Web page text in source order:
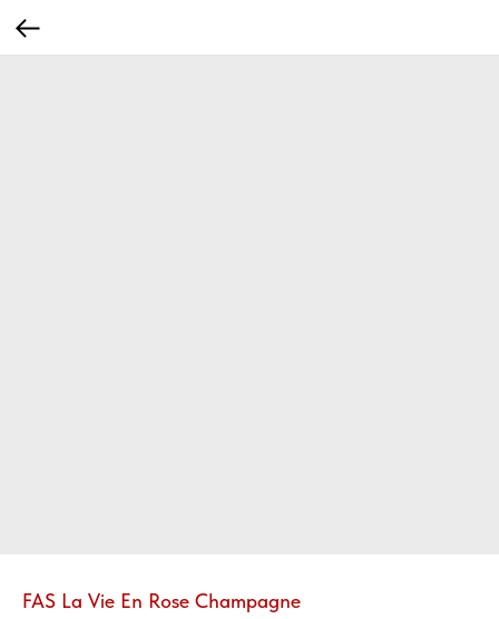
FAS La Vie En Rose Champagne